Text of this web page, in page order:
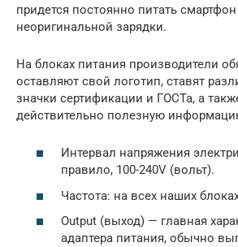
придется постоянно питать
неоригинальной зарядки.
На блоках питания производители
оставляют свой логотип, ставят
значки сертификации и ГОСТа, а
действительно полезную
Интервал напряжения
правило, 100-240V (вольт).
Частота: на всех наших
Output (выход) — главная
адаптера питания, обычно